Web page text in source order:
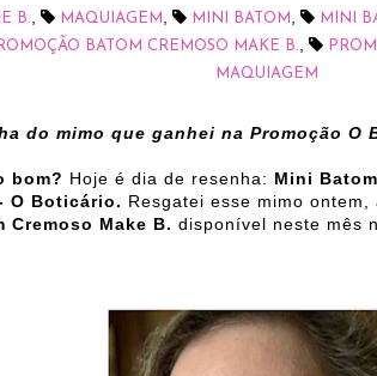
B. MAQUIAGEM MINI BATOM MINI
BATOM CREMOSO MAKE B.
MAQUIAGEM
do mimo que ganhei na Promoção O
bom? Hoje é dia de resenha: Mini
O Boticário. Resgatei esse mimo ontem,
Cremoso Make B. disponível neste mês